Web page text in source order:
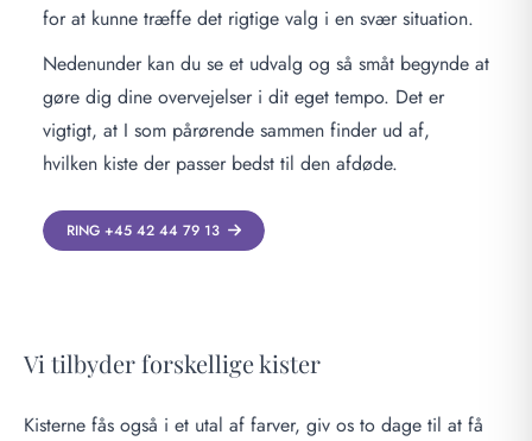
for at kunne træffe det rigtige valg i en svær situation.
Nedenunder kan du se et udvalg og så småt begynde at
gøre dig dine overvejelser i dit eget tempo. Det er
vigtigt, at I som pårørende sammen finder ud af,
hvilken kiste der passer bedst til den afdøde.
RING +45 42 44 79 13
Vi tilbyder forskellige kister
Kisterne fås også i et utal af farver, giv os to dage til at få